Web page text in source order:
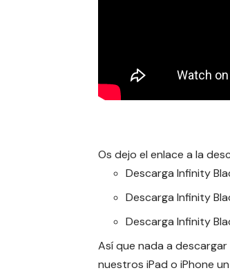
Os dejo el enlace a la
Descarga Infinity
Descarga Infinity
Descarga Infinity
Así que nada a
nuestros iPad o iPhone